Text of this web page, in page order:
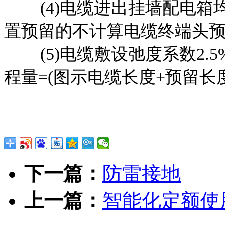
(4)电缆进出挂墙配电箱均
置预留的不计算电缆终端头
(5)电缆敷设弛度系数
程量=(图示电缆长度+预留长
下一篇： 防雷接地
上一篇： 智能化定额